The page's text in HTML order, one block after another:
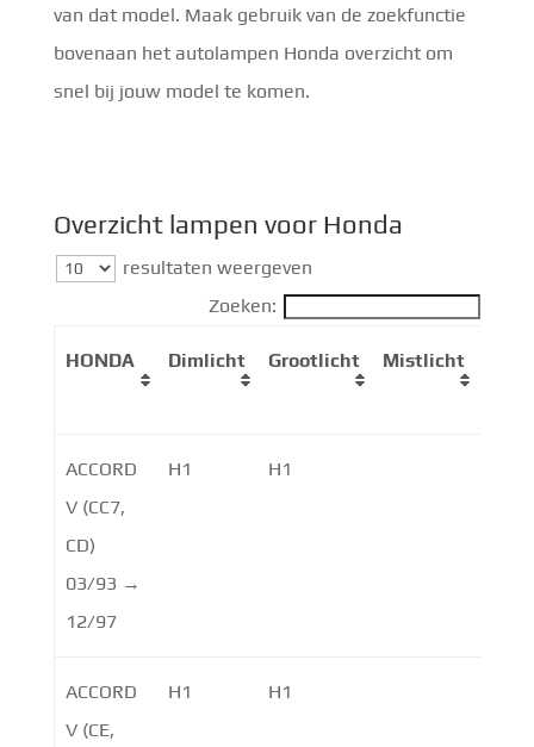
van dat model. Maak gebruik van de zoekfunctie
bovenaan het autolampen Honda overzicht om
snel bij jouw model te komen.
Overzicht lampen voor Honda
resultaten weergeven
Zoeken:
HONDA Dimlicht Grootlicht Mistlicht
ACCORD
V (CC7,
CD)
03/93 →
12/97
H1 H1
ACCORD
V (CE,
H1 H1